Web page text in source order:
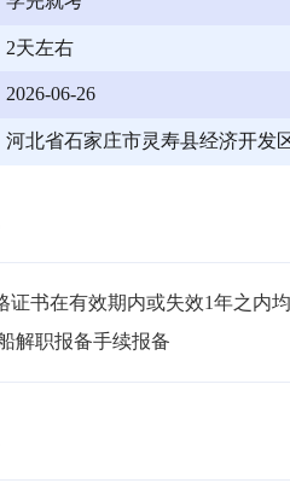
2天左右
2026-06-26
河北省石家庄市灵寿县经济开发
证书在有效期内或失效1年之内
解职报备手续报备